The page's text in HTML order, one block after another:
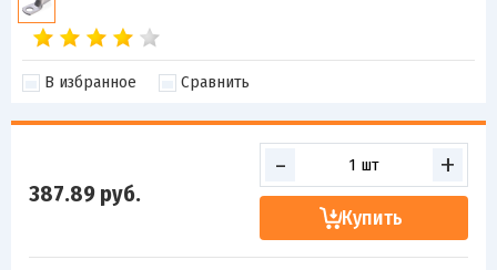
В избранное Сравнить
387.89 руб.
- +
Купить